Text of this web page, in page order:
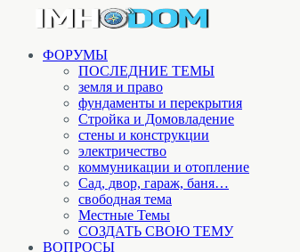
ФОРУМЫ
ПОСЛЕДНИЕ ТЕМЫ
земля и право
фундаменты и перекрытия
Стройка и Домовладение
стены и конструкции
электричество
коммуникации и отопление
Cад, двор, гараж, баня…
свободная тема
Местные Темы
СОЗДАТЬ СВОЮ ТЕМУ
ВОПРОСЫ